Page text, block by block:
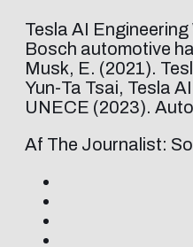
Tesla AI
Bosch automotive
Musk, E. (2021).
Yun-Ta Tsai, Tesla
UNECE (2023).
Af The Journalist: